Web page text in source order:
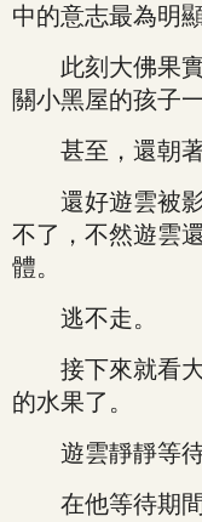
中的意志最為明
此刻大佛果實
關小黑屋的孩子
甚至，還朝著
還好遊雲被影
不了，不然遊雲
體。
逃不走。
接下來就看大
的水果了。
遊雲靜靜等待
在他等待期間